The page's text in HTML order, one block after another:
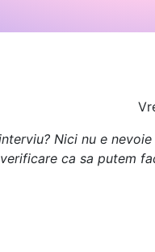
Nici nu e
ca sa putem